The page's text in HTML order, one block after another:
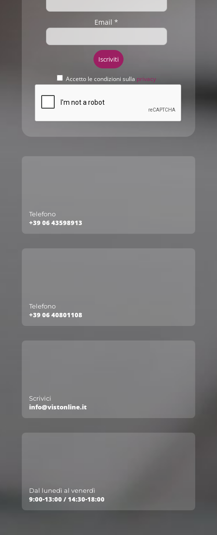
Email *
Accetto le condizioni sulla privacy
Telefono
+39 06 43598913
Telefono
+39 06 40801108
Scrivici
info@vistonline.it
Dal lunedì al venerdì
9:00-13:00 / 14:30-18:00